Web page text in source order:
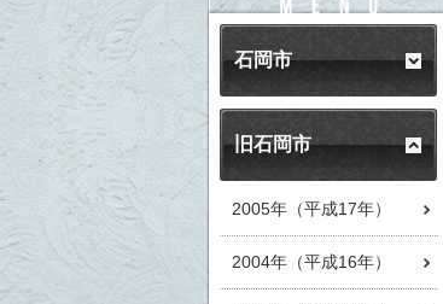
石岡市
旧石岡市
2005年（平成17年）
2004年（平成16年）